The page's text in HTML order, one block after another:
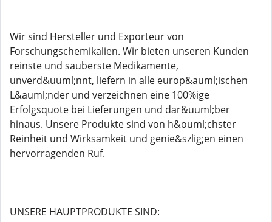
Wir sind Hersteller und Exporteur von
Forschungschemikalien. Wir bieten unseren Kunden
reinste und sauberste Medikamente,
unverd&uuml;nnt, liefern in alle europ&auml;ischen
L&auml;nder und verzeichnen eine 100%ige
Erfolgsquote bei Lieferungen und dar&uuml;ber
hinaus. Unsere Produkte sind von h&ouml;chster
Reinheit und Wirksamkeit und genie&szlig;en einen
hervorragenden Ruf.
UNSERE HAUPTPRODUKTE SIND: